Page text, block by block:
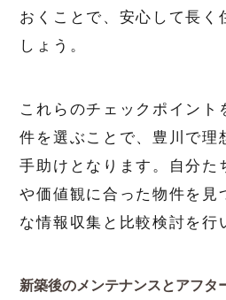
おくことで、安心して長く
しょう。
これらのチェックポイント
件を選ぶことで、豊川で理
手助けとなります。自分た
や価値観に合った物件を見
な情報収集と比較検討を行
新築後のメンテナンスとアフタ